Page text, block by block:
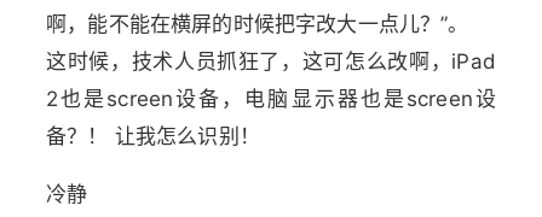
啊，能不能在横屏的时候把字改大一点儿？”。
这时候，技术人员抓狂了，这可怎么改啊，iPad
2也是screen设备，电脑显示器也是screen设
备？！ 让我怎么识别！
冷静